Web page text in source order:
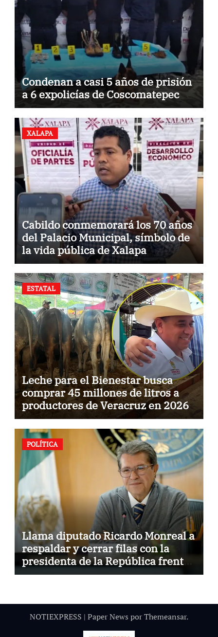
Condenan a casi 5 años de prisión
a 6 expolicías de Coscomatepec
XALAPA
Cabildo conmemorará los 70 años
del Palacio Municipal, símbolo de
la vida pública de Xalapa
ESTATAL
Leche para el Bienestar busca
comprar 45 millones de litros a
productores de Veracruz en 2026
POLÍTICA
Llama diputado Ricardo Monreal a
respaldar y cerrar filas con la
presidenta de la República frente
a la hostilidad de políticas del
NOTIEXPRESS | Paper News porThemeansar.